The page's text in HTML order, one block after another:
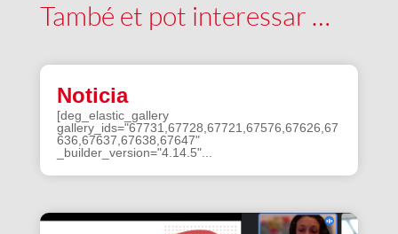
També et pot interessar …
Noticia
[deg_elastic_gallery
gallery_ids="67731,67728,67721,67576,67626,67
636,67637,67638,67647"
_builder_version="4.14.5"...